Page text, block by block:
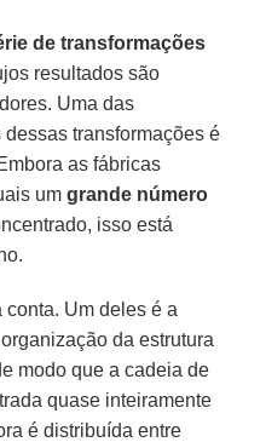
de transformações
resultados são
Uma das
transformações é
as fábricas
umgrande número
isso está
Um deles é a
da estrutura
modo que a cadeia de
quase inteiramente
é distribuída entre